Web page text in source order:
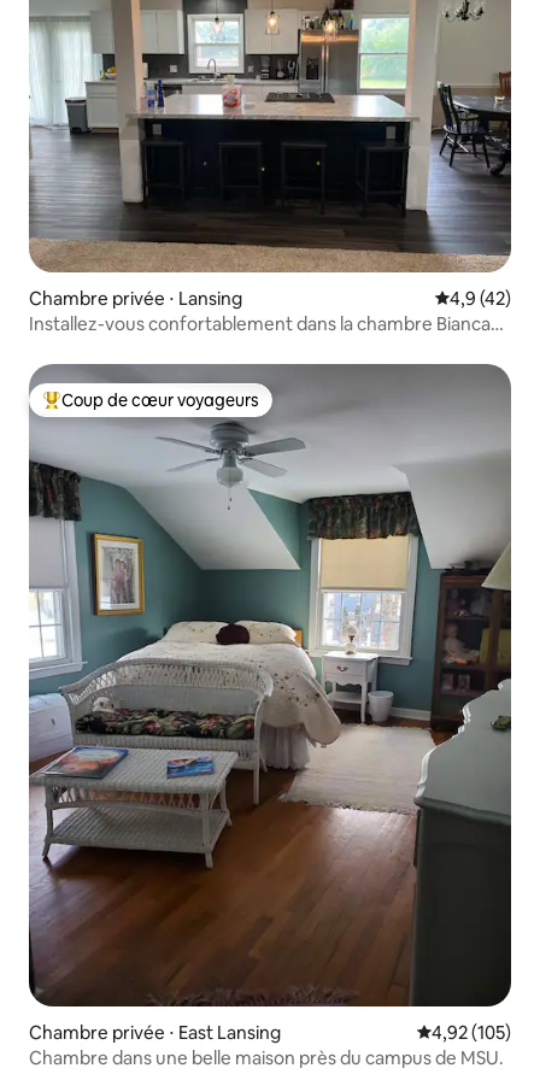
Chambre privée ⋅ Lansing Évaluation
4,9 (42)
Installez-vous confortablement dans la chambre Bianca
Coups de cœur voyageurs les plus appréciés
Coup de cœur voyageurs
Chambre privée ⋅ East Lansing Évaluation
4,92 (105)
Chambre dans une belle maison près du campus de MSU.